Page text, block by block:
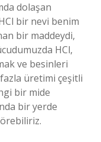
dolaşan
bir nevi benim
bir maddeydi,
HCl,
ve besinleri
üretimi çeşitli
bir mide
bir yerde